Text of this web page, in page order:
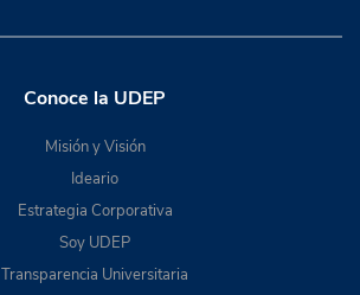
Conoce la UDEP
Misión y Visión
Ideario
Estrategia Corporativa
Soy UDEP
Transparencia Universitaria